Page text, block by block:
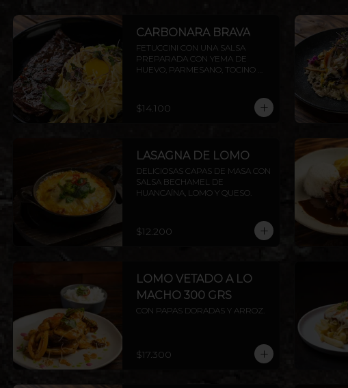
CARBONARA BRAVA
FETUCCINI CON UNA SALSA
PREPARADA CON YEMA DE
HUEVO, PARMESANO, TOCINO
$14.100
LASAGNA DE LOMO
DELICIOSAS CAPAS DE MASA CON
SALSA BECHAMEL DE
HUANCAÍNA, LOMO Y QUESO.
$12.200
LOMO VETADO A LO
MACHO 300 GRS
CON PAPAS DORADAS Y ARROZ.
$17.300